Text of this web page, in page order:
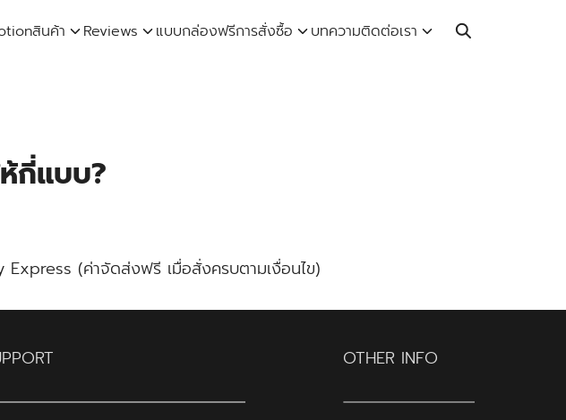
สินค้า Reviews แบบกล่องฟรีการสั่งซื้อ บทความติดต่อเรา
กี่แบบ?
(ค่าจัดส่งฟรี เมื่อสั่งครบตามเงื่อนไข)
OTHER INFO